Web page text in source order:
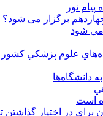
نور
برگزار می شود؟
در اختيار